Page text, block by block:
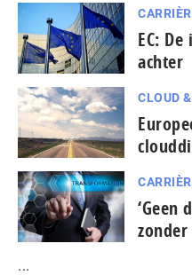
EC:
achter
CLOUD
...